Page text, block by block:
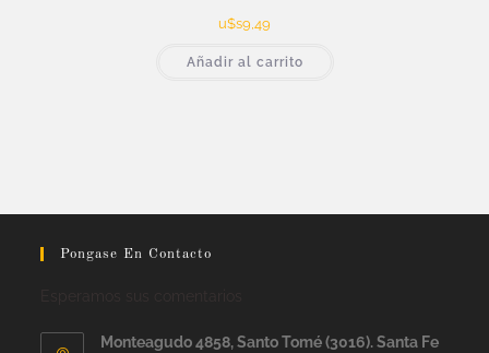
u$s9,49
Añadir al carrito
Pongase En Contacto
Monteagudo 4858, Santo Tomé (3016). Santa Fe